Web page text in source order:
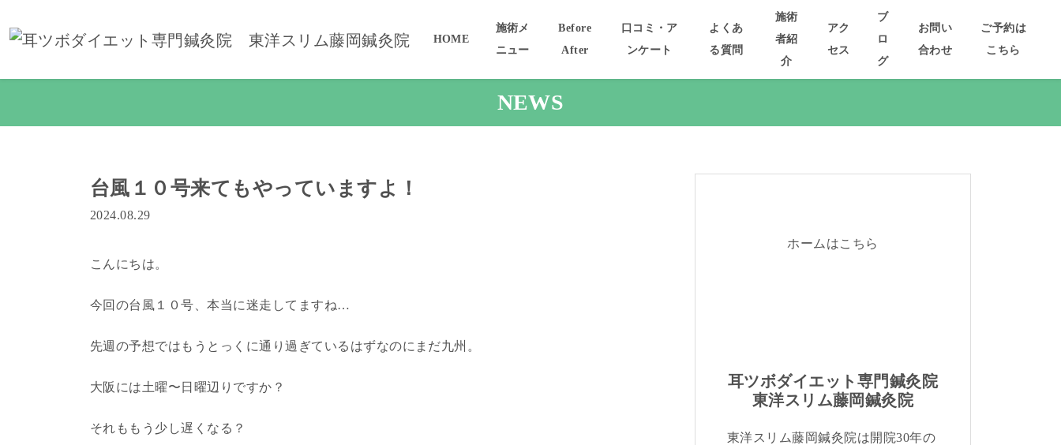
HOME
施術メ
ニュー
Before
After
口コミ・ア
ンケート
よくあ
る質問
施術
者紹
介
アク
セス
ブ
ロ
グ
お問い
合わせ
ご予約は
こちら
NEWS
台風１０号来てもやっていますよ！
2024.08.29
こんにちは。
今回の台風１０号、本当に迷走してますね…
先週の予想ではもうとっくに通り過ぎているはずなのにまだ九州。
大阪には土曜〜日曜辺りですか？
それももう少し遅くなる？
ホームはこちら
耳ツボダイエット専門鍼灸院
東洋スリム藤岡鍼灸院
東洋スリム藤岡鍼灸院は開院30年の